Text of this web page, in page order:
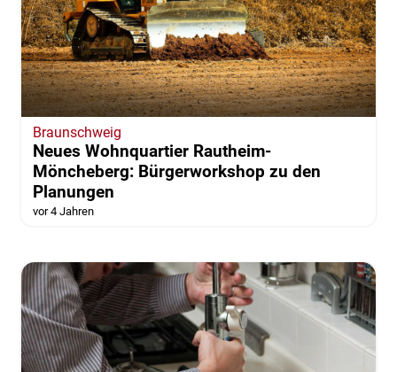
Braunschweig
Neues Wohnquartier Rautheim-
Möncheberg: Bürgerworkshop zu den
Planungen
vor 4 Jahren